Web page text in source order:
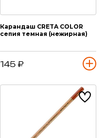
Карандаш CRETA COLOR
сепия темная (нежирная)
145 ₽